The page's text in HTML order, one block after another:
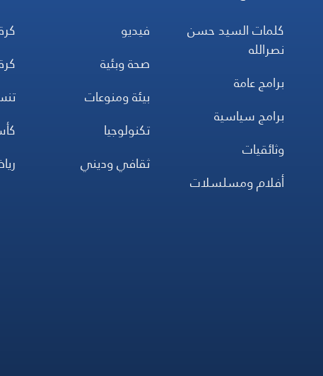
كلمات السيد حسن
نصرالله
برامج عامة
برامج سياسية
وثائقيات
أفلام ومسلسلات
فيديو
صحة وبئية
بيئة ومنوعات
تكنولوجيا
ثقافي وديني